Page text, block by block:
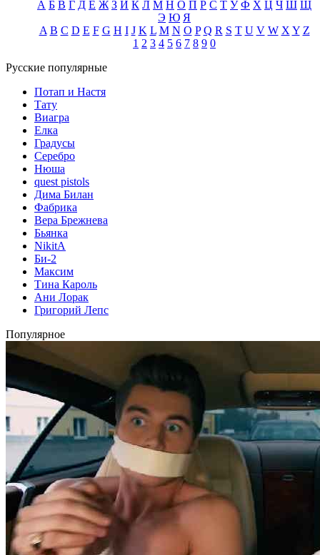
А Б В Г Д Е Ж З И К Л М Н О П Р С Т У Ф Х Ц Ч Ш Щ
Э Ю Я
A B C D E F G H I J K L M N O P Q R S T U V W X Y Z
1 2 3 4 5 6 7 8 9 0
Русские популярные
Потап и Настя
Тату
Виагра
Елка
Градусы
Серебро
Нюша
quest pistols
Дима Билан
Фабрика
Вера Брежнева
Бьянка
NikitA
Би-2
Максим
Тина Кароль
Ани Лорак
Григорий Лепс
Популярное